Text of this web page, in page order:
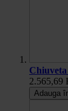
2.565,69
Adauga